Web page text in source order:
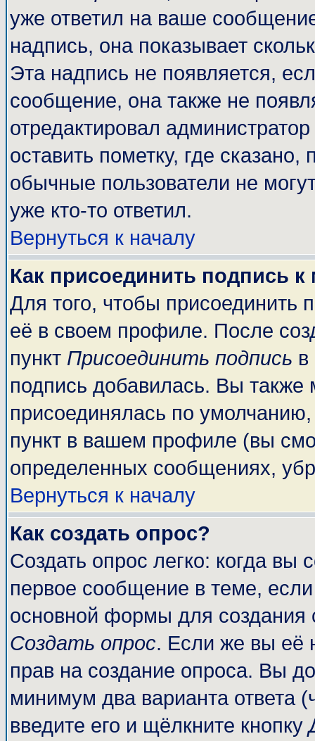
уже ответил на ваше
надпись, она показывает
Эта надпись не появляется,
сообщение, она также не
отредактировал
оставить пометку, где
обычные пользователи не
уже кто-то ответил.
Вернуться к началу
Как присоединить подпись
Для того, чтобы присоединить
её в своем профиле. После
пункт Присоединить подпись
подпись добавилась. Вы также
присоединялась по
пункт в вашем профиле (вы
определенных сообщениях,
Вернуться к началу
Как создать опрос?
Создать опрос легко: когда вы
первое сообщение в теме,
основной формы для
Создать опрос. Если же вы её
прав на создание опроса. Вы
минимум два варианта ответа
введите его и щёлкните кнопку